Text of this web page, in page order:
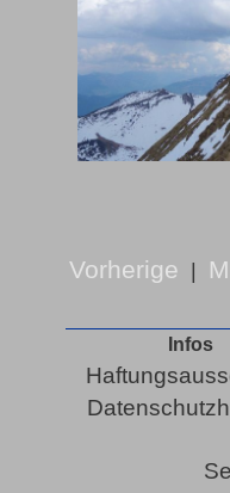
Vorherige |
Infos